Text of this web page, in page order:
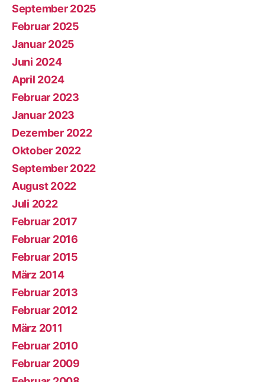
September 2025
Februar 2025
Januar 2025
Juni 2024
April 2024
Februar 2023
Januar 2023
Dezember 2022
Oktober 2022
September 2022
August 2022
Juli 2022
Februar 2017
Februar 2016
Februar 2015
März 2014
Februar 2013
Februar 2012
März 2011
Februar 2010
Februar 2009